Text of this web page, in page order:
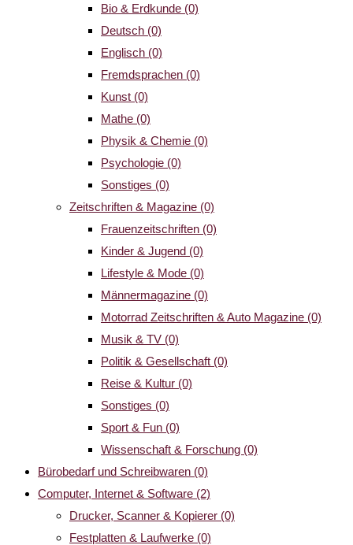
Bio & Erdkunde (0)
Deutsch (0)
Englisch (0)
Fremdsprachen (0)
Kunst (0)
Mathe (0)
Physik & Chemie (0)
Psychologie (0)
Sonstiges (0)
Zeitschriften & Magazine (0)
Frauenzeitschriften (0)
Kinder & Jugend (0)
Lifestyle & Mode (0)
Männermagazine (0)
Motorrad Zeitschriften & Auto Magazine (0)
Musik & TV (0)
Politik & Gesellschaft (0)
Reise & Kultur (0)
Sonstiges (0)
Sport & Fun (0)
Wissenschaft & Forschung (0)
Bürobedarf und Schreibwaren (0)
Computer, Internet & Software (2)
Drucker, Scanner & Kopierer (0)
Festplatten & Laufwerke (0)